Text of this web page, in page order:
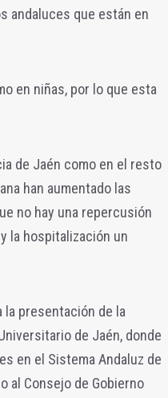
andaluces que están en
en niñas, por lo que esta
de Jaén como en el resto
han aumentado las
no hay una repercusión
la hospitalización un
la presentación de la
de Jaén, donde
en el Sistema Andaluz de
al Consejo de Gobierno